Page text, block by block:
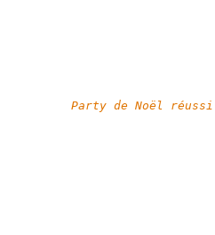
Party de Noël réussi